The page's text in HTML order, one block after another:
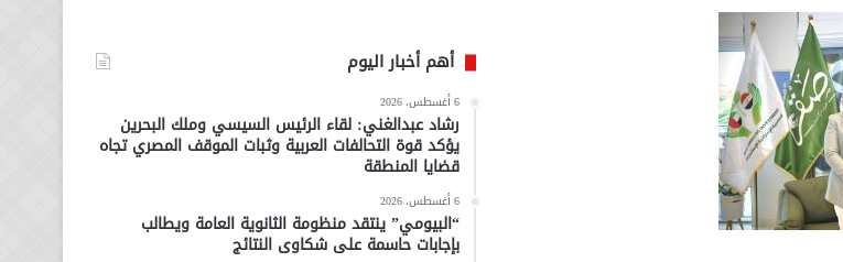
أهم أخبار اليوم
6 أغسطس، 2026
رشاد عبدالغني: لقاء الرئيس السيسي وملك البحرين
يؤكد قوة التحالفات العربية وثبات الموقف المصري تجاه
قضايا المنطقة
6 أغسطس، 2026
“البيومي” ينتقد منظومة الثانوية العامة ويطالب
بإجابات حاسمة على شكاوى النتائج